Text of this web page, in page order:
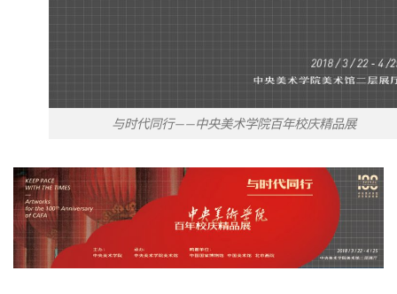
与时代同行——中央美术学院百年校庆精品展